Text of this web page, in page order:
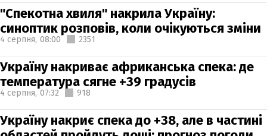
"Спекотна хвиля" накрила Україну:
синоптик розповів, коли очікуються зміни
4 серпня, 08:00 2351
Україну накриває африканська спека: де
температура сягне +39 градусів
4 серпня, 07:32 918
Україну накриє спека до +38, але в частині